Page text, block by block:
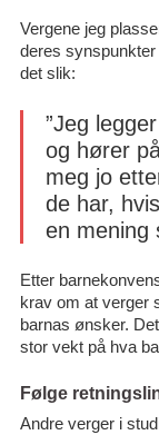
Vergene jeg
deres
det slik:
”Jeg
og hører
meg jo
de har,
en mening
Etter
krav om at verger
barnas ønsker.
stor vekt på hva
Følge
Andre verger i